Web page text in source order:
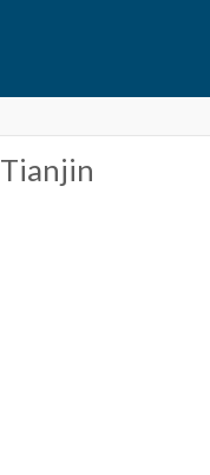
Tianjin